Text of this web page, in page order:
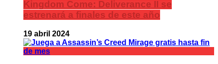
Kingdom Come: Deliverance II se
estrenará a finales de este año
19 abril 2024